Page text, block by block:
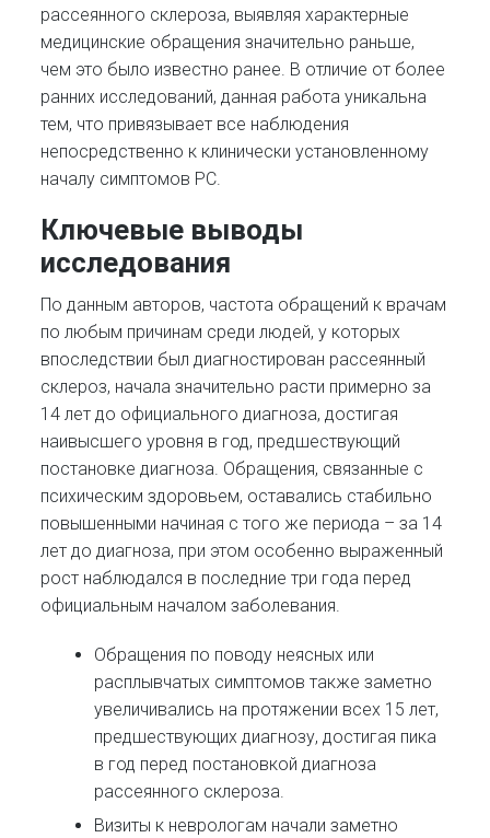
рассеянного склероза, выявляя характерные
медицинские обращения значительно раньше,
чем это было известно ранее. В отличие от более
ранних исследований, данная работа уникальна
тем, что привязывает все наблюдения
непосредственно к клинически установленному
началу симптомов РС.
Ключевые выводы
исследования
По данным авторов, частота обращений к врачам
по любым причинам среди людей, у которых
впоследствии был диагностирован рассеянный
склероз, начала значительно расти примерно за
14 лет до официального диагноза, достигая
наивысшего уровня в год, предшествующий
постановке диагноза. Обращения, связанные с
психическим здоровьем, оставались стабильно
повышенными начиная с того же периода – за 14
лет до диагноза, при этом особенно выраженный
рост наблюдался в последние три года перед
официальным началом заболевания.
Обращения по поводу неясных или
расплывчатых симптомов также заметно
увеличивались на протяжении всех 15 лет,
предшествующих диагнозу, достигая пика
в год перед постановкой диагноза
рассеянного склероза.
Визиты к неврологам начали заметно